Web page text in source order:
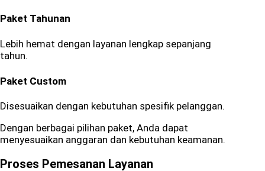
Paket Tahunan
Lebih hemat dengan layanan lengkap sepanjang
tahun.
Paket Custom
Disesuaikan dengan kebutuhan spesifik pelanggan.
Dengan berbagai pilihan paket, Anda dapat
menyesuaikan anggaran dan kebutuhan keamanan.
Proses Pemesanan Layanan